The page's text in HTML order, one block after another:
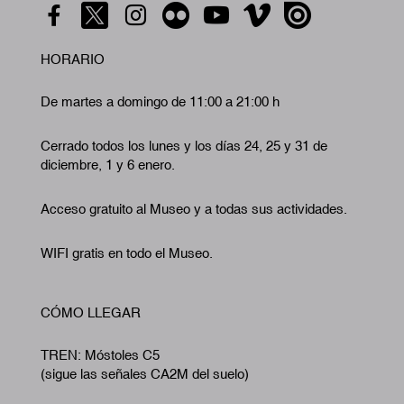
HORARIO
De martes a domingo de 11:00 a 21:00 h
Cerrado todos los lunes y los días 24, 25 y 31 de
diciembre, 1 y 6 enero.
Acceso gratuito al Museo y a todas sus actividades.
WIFI gratis en todo el Museo.
CÓMO LLEGAR
TREN: Móstoles C5
(sigue las señales CA2M del suelo)